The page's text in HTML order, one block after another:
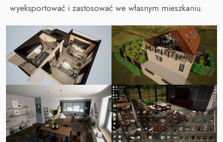
wyeksportować i zastosować we własnym mieszkaniu.